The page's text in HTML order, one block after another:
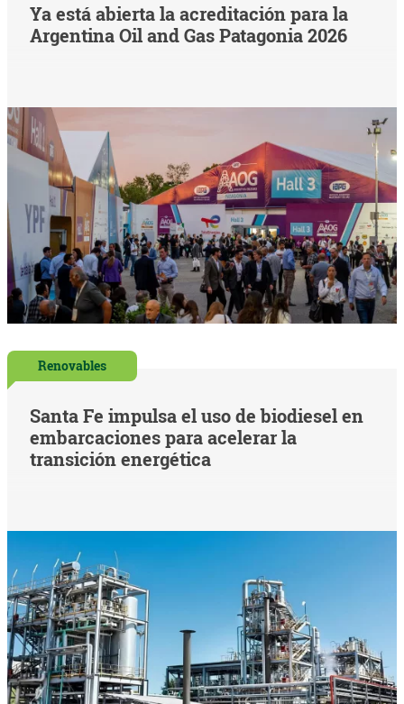
Ya está abierta la acreditación para la
Argentina Oil and Gas Patagonia 2026
Renovables
Santa Fe impulsa el uso de biodiesel en
embarcaciones para acelerar la
transición energética